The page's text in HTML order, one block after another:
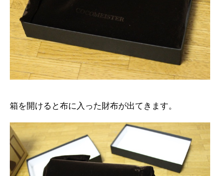
箱を開けると布に入った財布が出てきます。